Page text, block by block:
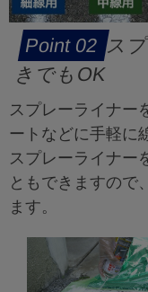
ス
きでもOK
スプレーライナー
ートなどに手軽に
スプレーライナー
ともできますので
ます。